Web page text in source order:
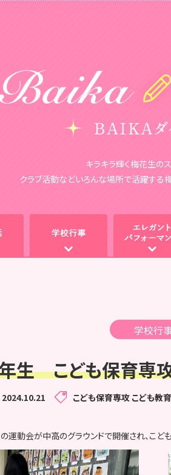
キラキラ輝く梅花生の
クラブ活動などいろんな場所で活躍する
学校行
生 こども保育専
2024.10.21 こども保育専攻 こども教育
動会が中高のグラウンドで開催され、こど